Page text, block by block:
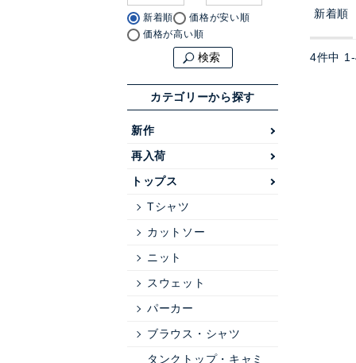
新着順
価格が安い順
価格が高い順
検索
カテゴリーから探す
新作
再入荷
トップス
Tシャツ
カットソー
ニット
スウェット
パーカー
ブラウス・シャツ
タンクトップ・キャミ
新着順
4件中 1 -